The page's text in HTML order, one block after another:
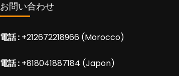
お問い合わせ
電話 : +212672218966 (Morocco)
電話 : +818041887184 (Japon)